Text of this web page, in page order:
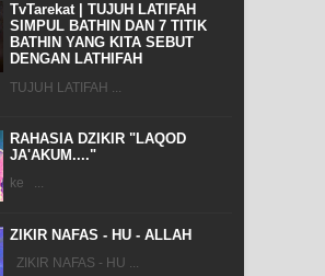
TvTarekat | TUJUH LATIFAH
SIMPUL BATHIN DAN 7 TITIK
BATHIN YANG KITA SEBUT
DENGAN LATHIFAH
TUJUH LATIFAH ...
RAHASIA DZIKIR "LAQOD
JA'AKUM...."
ke ...
ZIKIR NAFAS - HU - ALLAH
ZIKIR NAFAS - HU ...